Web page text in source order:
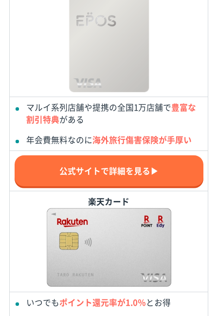
マルイ系列店舗や提携の全国1万店舗で豊富な
割引特典がある
年会費無料なのに海外旅行傷害保険が手厚い
公式サイトで詳細を見る▶
楽天カード
いつでもポイント還元率が1.0％とお得